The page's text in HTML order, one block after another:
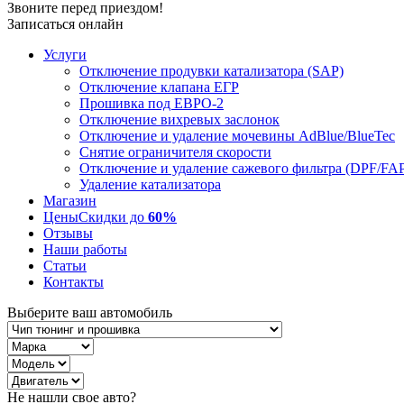
Звоните перед приездом!
Записаться онлайн
Услуги
Отключение продувки катализатора (SAP)
Отключение клапана ЕГР
Прошивка под ЕВРО-2
Отключение вихревых заслонок
Отключение и удаление мочевины AdBlue/BlueTec
Снятие ограничителя скорости
Отключение и удаление сажевого фильтра (DPF/
Удаление катализатора
Магазин
ЦеныСкидки до 60%
Отзывы
Наши работы
Статьи
Контакты
Выберите ваш автомобиль
Не нашли свое авто?